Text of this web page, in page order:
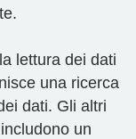
lettura dei dati
una ricerca
dati. Gli altri
un